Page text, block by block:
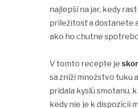
najlepší na jar, kedy
príležitosť a dostanete
ako ho chutne
V tomto recepte je
sa zníži množstvo tuku
pridala kyslú smotanu,
kedy nie je k dispozícii